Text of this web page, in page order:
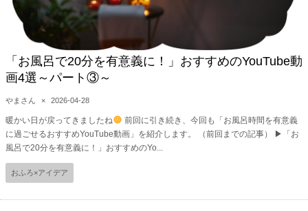
「お風呂で20分を有意義に！」おすすめのYouTube動
画4選～パート③～
やまさん × 2026-04-28
暖かい日が戻ってきましたね
前回に引き続き、今回も「お風呂時間を有意義
に過ごせるおすすめYouTube動画」を紹介します。 （前回までの記事） ▶︎「お
風呂で20分を有意義に！」おすすめのYo...
おふろ×アイデア